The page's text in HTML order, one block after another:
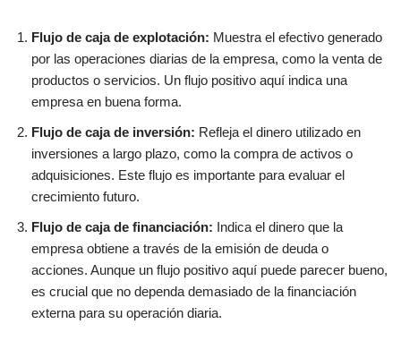
Flujo de caja de explotación: Muestra el efectivo generado
por las operaciones diarias de la empresa, como la venta de
productos o servicios. Un flujo positivo aquí indica una
empresa en buena forma.
Flujo de caja de inversión: Refleja el dinero utilizado en
inversiones a largo plazo, como la compra de activos o
adquisiciones. Este flujo es importante para evaluar el
crecimiento futuro.
Flujo de caja de financiación: Indica el dinero que la
empresa obtiene a través de la emisión de deuda o
acciones. Aunque un flujo positivo aquí puede parecer bueno,
es crucial que no dependa demasiado de la financiación
externa para su operación diaria.